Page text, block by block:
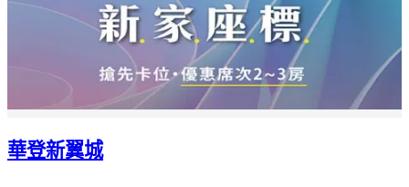
華登新翼城